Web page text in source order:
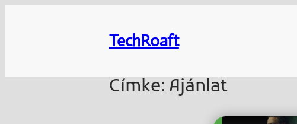
TechRoaft
Címke: Ajánlat